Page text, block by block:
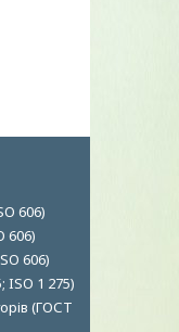
606)
606)
606)
ISO 1 275)
(ГОСТ